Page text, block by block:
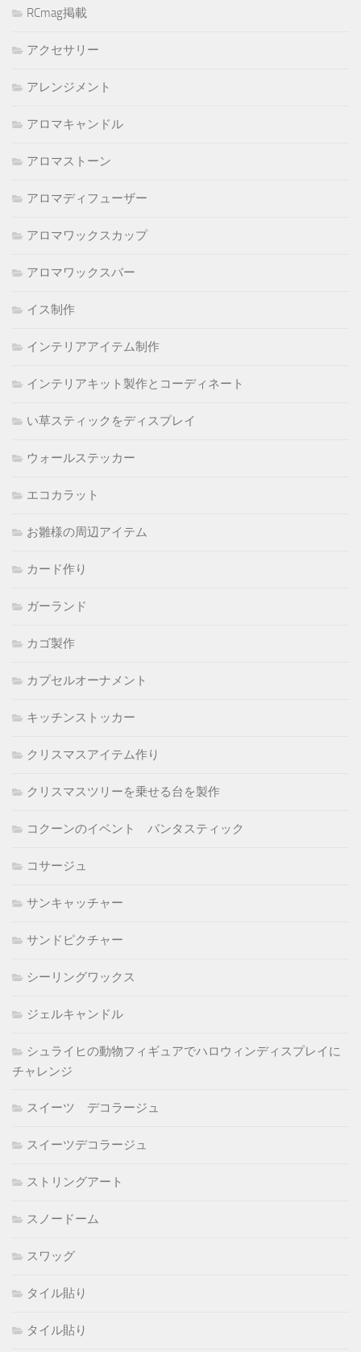
RCmag掲載
アクセサリー
アレンジメント
アロマキャンドル
アロマストーン
アロマディフューザー
アロマワックスカップ
アロマワックスバー
イス制作
インテリアアイテム制作
インテリアキット製作とコーディネート
い草スティックをディスプレイ
ウォールステッカー
エコカラット
お雛様の周辺アイテム
カード作り
ガーランド
カゴ製作
カプセルオーナメント
キッチンストッカー
クリスマスアイテム作り
クリスマスツリーを乗せる台を製作
コクーンのイベント パンタスティック
コサージュ
サンキャッチャー
サンドピクチャー
シーリングワックス
ジェルキャンドル
シュライヒの動物フィギュアでハロウィンディスプレイに
チャレンジ
スイーツ デコラージュ
スイーツデコラージュ
ストリングアート
スノードーム
スワッグ
タイル貼り
タイル貼り